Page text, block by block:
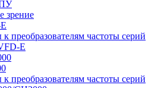
зрение
к преобразователям частоты серий
E
к преобразователям частоты серий